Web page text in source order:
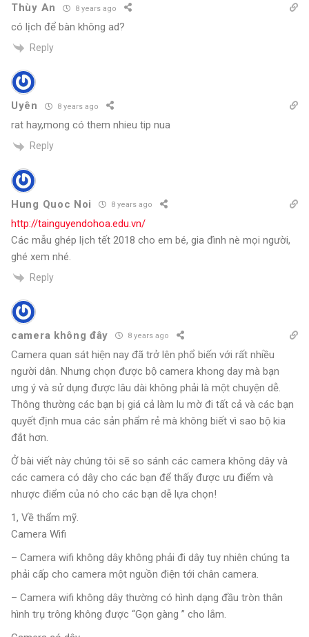
Thùy An 8 years ago
có lịch để bàn không ad?
Reply
Uyên 8 years ago
rat hay,mong có them nhieu tip nua
Reply
Hung Quoc Noi 8 years ago
http://tainguyendohoa.edu.vn/
Các mẫu ghép lịch tết 2018 cho em bé, gia đình nè mọi người,
ghé xem nhé.
Reply
camera không đây 8 years ago
Camera quan sát hiện nay đã trở lên phổ biến với rất nhiều
người dân. Nhưng chọn được bộ camera khong day mà bạn
ưng ý và sử dụng được lâu dài không phải là một chuyện dễ.
Thông thường các bạn bị giá cả làm lu mờ đi tất cả và các bạn
quyết định mua các sản phẩm rẻ mà không biết vì sao bộ kia
đắt hơn.
Ở bài viết này chúng tôi sẽ so sánh các camera không dây và
các camera có dây cho các bạn để thấy được ưu điểm và
nhược điểm của nó cho các bạn dễ lựa chọn!
1, Về thẩm mỹ.
Camera Wifi
– Camera wifi không dây không phải đi dây tuy nhiên chúng ta
phải cấp cho camera một nguồn điện tới chân camera.
– Camera wifi không dây thường có hình dạng đầu tròn thân
hình trụ trông không được “Gọn gàng ” cho lắm.